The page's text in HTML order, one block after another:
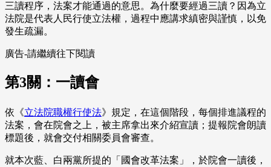
三讀程序，法案才能通過的意思。為什麼要經過三讀？因為立
法院是代表人民行使立法權，過程中應講求縝密與謹慎，以免
發生疏漏。
廣告-請繼續往下閱讀
第3關：一讀會
依《立法院職權行使法》規定，在這個階段，每個排進議程的
法案，會在院會之上，被主席拿出來介紹宣讀；提報院會朗讀
標題後，就會交付相關委員會審查。
就本次藍、白兩黨所提的「國會改革法案」，於院會一讀後，